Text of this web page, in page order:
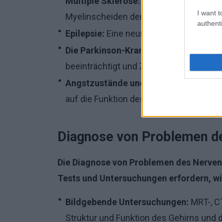
I want
Myelinscheiden der Nerven angreift.
Epilepsie: Eine neurologische Störung,
Die Parkinson-Krankheit:
beeinträchtigt und Zittern, Steifheit
Angstzustände und Depressionen:
auf die Funktion des Nervensystems
Diagnose von Problemen
Die Diagnose von Problemen des
Tests und Untersuchungen erfordern,
Bildgebende Untersuchungen: MRT-,
Struktur und Funktion des Gehirns und